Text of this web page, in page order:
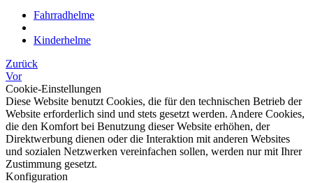
Fahrradhelme
Kinderhelme
Zurück
Vor
Cookie-Einstellungen
Diese Website benutzt Cookies, die für den technischen Betrieb der
Website erforderlich sind und stets gesetzt werden. Andere Cookies,
die den Komfort bei Benutzung dieser Website erhöhen, der
Direktwerbung dienen oder die Interaktion mit anderen Websites
und sozialen Netzwerken vereinfachen sollen, werden nur mit Ihrer
Zustimmung gesetzt.
Konfiguration